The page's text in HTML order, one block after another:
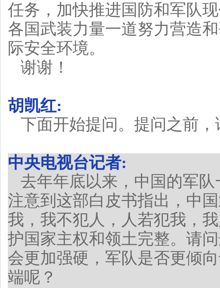
任务，加快推进国防和军队
各国武装力量一道努力营造
际安全环境。
谢谢！
胡凯红:
下面开始提问。提问之前
中央电视台记者:
去年年底以来，中国的军
注意到这部白皮书指出，中
我，我不犯人，人若犯我，
护国家主权和领土完整。请
会更加强硬，军队是否更倾
端呢？